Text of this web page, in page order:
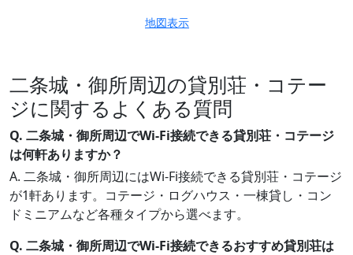
地図表示
二条城・御所周辺の貸別荘・コテー
ジに関するよくある質問
Q. 二条城・御所周辺でWi-Fi接続できる貸別荘・コテージ
は何軒ありますか？
A. 二条城・御所周辺にはWi-Fi接続できる貸別荘・コテージ
が1軒あります。コテージ・ログハウス・一棟貸し・コン
ドミニアムなど各種タイプから選べます。
Q. 二条城・御所周辺でWi-Fi接続できるおすすめ貸別荘は